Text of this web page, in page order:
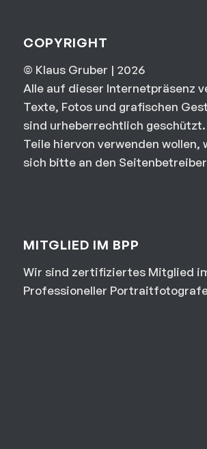
COPYRIGHT
© Klaus Gruber | 2026
Alle auf dieser Internetpräsenz
Texte, Fotos und grafischen
sind urheberrechtlich geschützt.
Teile hiervon verwenden wollen,
sich bitte an den
MITGLIED IM BPP
Wir sind zertifiziertes Mitglied
Professioneller